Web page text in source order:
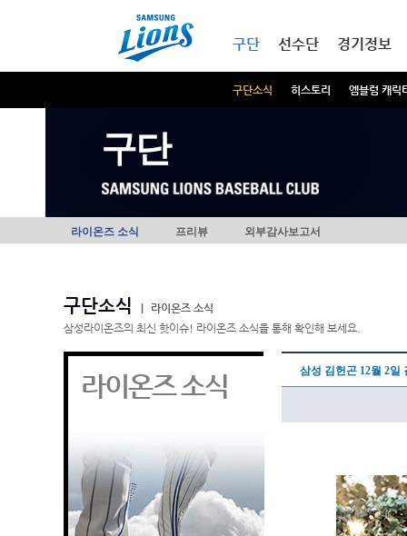
구단
구단소식 히스토리 엠블럼 캐릭
선수단 경기정보
구단
라이온즈 소식 프리뷰 외부감사보고서
구단소식
라이온즈 소식
삼성라이온즈의 최신 핫이슈! 라이온즈 소식을 통해 확인해 보세요.
라이온즈 소식 삼성 김헌곤 12월 2일